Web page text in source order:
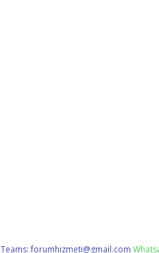
Teams:forumhizmeti@gmail.com